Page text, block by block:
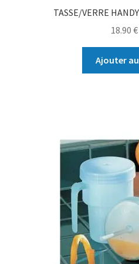
TASSE/VERRE
18.90 €
Ajouter